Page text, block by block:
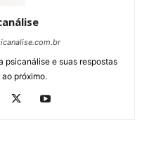
psicanálise e suas respostas
próximo.